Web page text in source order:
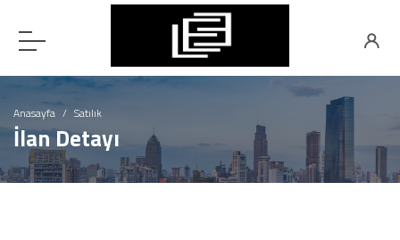
Anasayfa Satılık
İlan Detayı